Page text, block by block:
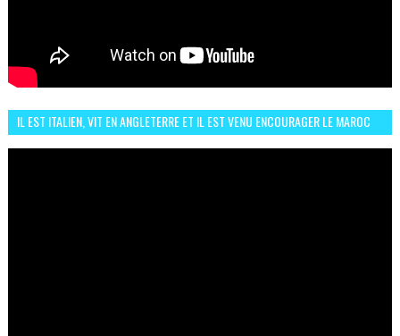
IL EST ITALIEN, VIT EN ANGLETERRE ET IL EST VENU ENCOURAGER LE MAROC